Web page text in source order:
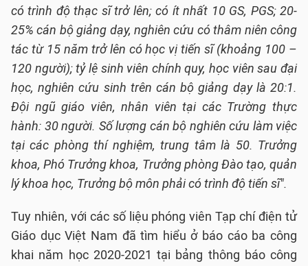
có trình độ thạc sĩ trở lên; có ít nhất 10 GS, PGS; 20-
25% cán bộ giảng dạy, nghiên cứu có thâm niên công
tác từ 15 năm trở lên có học vị tiến sĩ (khoảng 100 –
120 người); tỷ lệ sinh viên chính quy, học viên sau đại
học, nghiên cứu sinh trên cán bộ giảng dạy là 20:1.
Đội ngũ giáo viên, nhân viên tại các Trường thực
hành: 30 người. Số lượng cán bộ nghiên cứu làm việc
tại các phòng thí nghiệm, trung tâm là 50. Trưởng
khoa, Phó Trưởng khoa, Trưởng phòng Đào tạo, quản
lý khoa học, Trưởng bộ môn phải có trình độ tiến sĩ".
Tuy nhiên, với các số liệu phóng viên Tạp chí điện tử
Giáo dục Việt Nam đã tìm hiểu ở báo cáo ba công
khai năm học 2020-2021 tại bảng thông báo công